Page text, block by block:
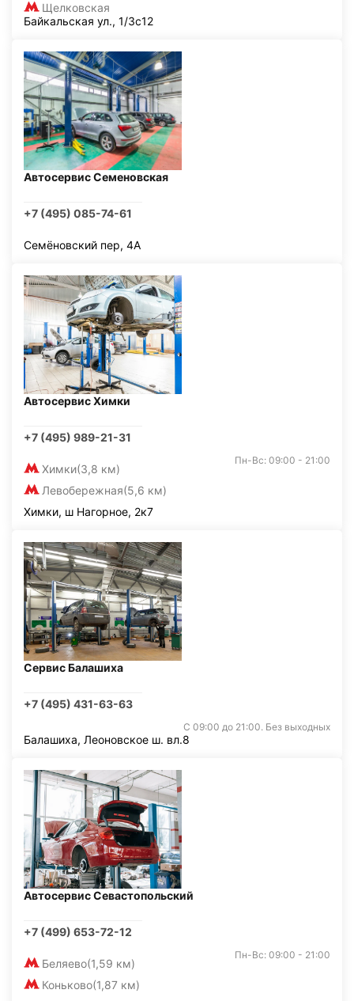
Щелковская
Байкальская ул., 1/3с12
Автосервис Семеновская
+7 (495) 085-74-61
Семёновский пер, 4А
Автосервис Химки
+7 (495) 989-21-31
Химки(3,8 км)
Левобережная(5,6 км)
Пн-Вс: 09:00 - 21:00
Химки, ш Нагорное, 2к7
Сервис Балашиха
+7 (495) 431-63-63
С 09:00 до 21:00. Без выходных
Балашиха, Леоновское ш. вл.8
Автосервис Севастопольский
+7 (499) 653-72-12
Беляево(1,59 км)
Коньково(1,87 км)
Пн-Вс: 09:00 - 21:00